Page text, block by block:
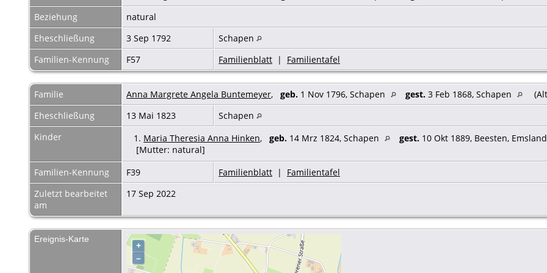
Beziehung
natural
Eheschließung
3 Sep 1792
Schapen
Familien-Kennung
F57 Familienblatt | Familientafel
Familie Anna Margrete Angela Buntemeyer, geb. 1 Nov 1796, Schapen gest. 3 Feb 1868, Schapen
Eheschließung
13 Mai 1823
Schapen
Kinder
1. Maria Theresia Anna Hinken, geb. 14 Mrz 1824, Schapen gest. 10 Okt 1889, Beesten,
[Mutter: natural]
Familien-Kennung
F39 Familienblatt | Familientafel
Zuletzt bearbeitet
am
17 Sep 2022
Ereignis-Karte
+
–